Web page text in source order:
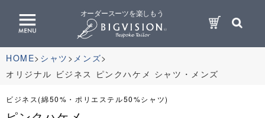
オーダースーツを楽しもう
HOME シャツ
メンズ
オリジナル ビジネス ピンクハケメ シャツ・メンズ
ビジネス(綿50%・ポリエステル50%シャツ)